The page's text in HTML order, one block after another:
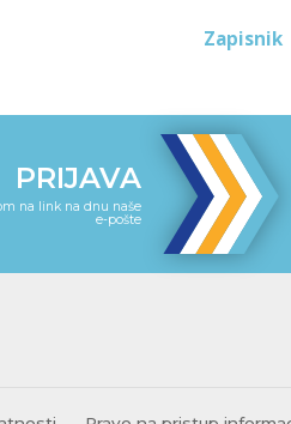
Zapisnik
PRIJAVA
na link na dnu naše
e-pošte